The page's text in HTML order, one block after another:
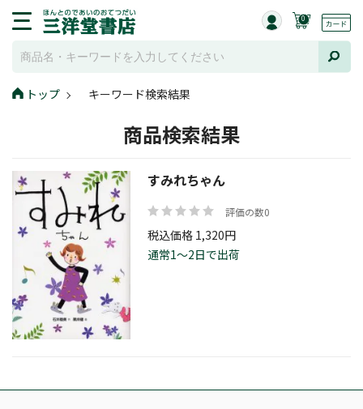
0
トップ キーワード検索結果
商品検索結果
すみれちゃん
評価の数0
税込価格 1,320円
通常1～2日で出荷